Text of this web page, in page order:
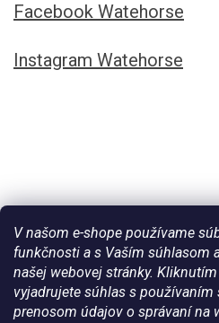
V našom e-shope používame
funkčnosti a s Vaším súhlasom
našej webovej stránky.
vyjadrujete súhlas s
prenosom údajov o správaní na
Facebook Watehorse
Instagram Watehorse